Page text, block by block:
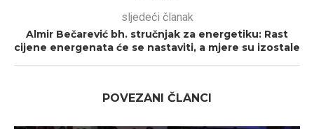
sljedeći članak
Almir Bečarević bh. stručnjak za energetiku: Rast
cijene energenata će se nastaviti, a mjere su izostale
POVEZANI ČLANCI